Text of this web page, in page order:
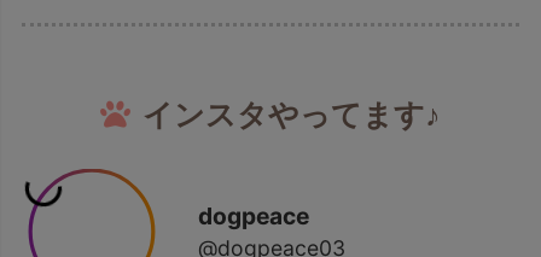
インスタやってます♪